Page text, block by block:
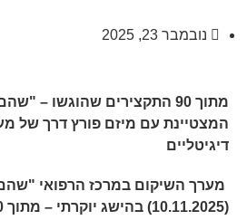
נובמבר 23, 2025
מתוך 90 התקצירים שהוגשו –
המצטיינת עם מיזם פורץ דרך של
דיגיטליים
מערך השיקום במרכז הרפואי